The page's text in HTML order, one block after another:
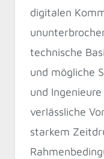
digitalen
technische
und mögliche
und
verlässliche
starkem